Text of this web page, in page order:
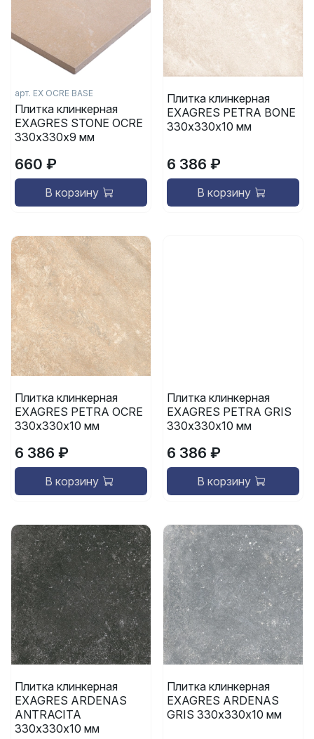
арт. EX OCRE BASE
Плитка клинкерная
EXAGRES STONE OCRE
330х330х9 мм
660 ₽
В корзину
Плитка клинкерная
EXAGRES PETRA BONE
330х330х10 мм
6 386 ₽
В корзину
Плитка клинкерная
EXAGRES PETRA OCRE
330х330х10 мм
6 386 ₽
В корзину
Плитка клинкерная
EXAGRES PETRA GRIS
330х330х10 мм
6 386 ₽
В корзину
Плитка клинкерная
EXAGRES ARDENAS
ANTRACITA
330х330х10 мм
Плитка клинкерная
EXAGRES ARDENAS
GRIS 330х330х10 мм